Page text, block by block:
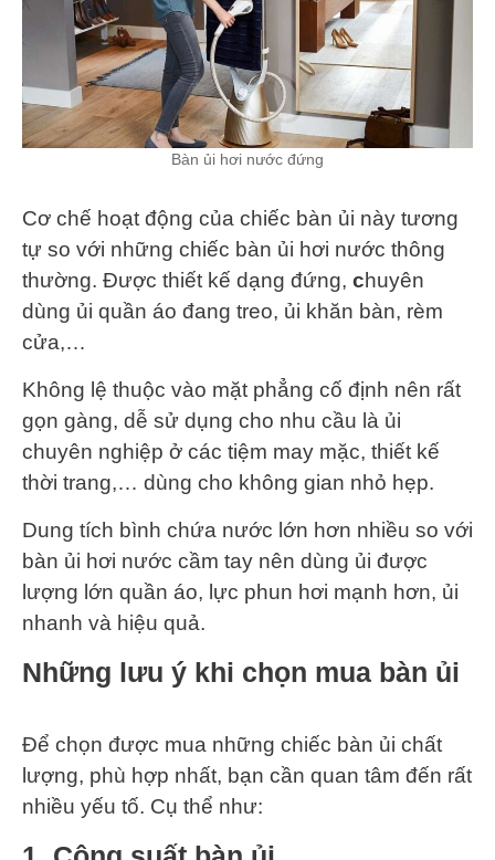
Bàn ủi hơi nước đứng
Cơ chế hoạt động của chiếc bàn ủi này tương
tự so với những chiếc bàn ủi hơi nước thông
thường. Được thiết kế dạng đứng, chuyên
dùng ủi quần áo đang treo, ủi khăn bàn, rèm
cửa,…
Không lệ thuộc vào mặt phẳng cố định nên rất
gọn gàng, dễ sử dụng cho nhu cầu là ủi
chuyên nghiệp ở các tiệm may mặc, thiết kế
thời trang,… dùng cho không gian nhỏ hẹp.
Dung tích bình chứa nước lớn hơn nhiều so với
bàn ủi hơi nước cầm tay nên dùng ủi được
lượng lớn quần áo, lực phun hơi mạnh hơn, ủi
nhanh và hiệu quả.
Những lưu ý khi chọn mua bàn ủi
Để chọn được mua những chiếc bàn ủi chất
lượng, phù hợp nhất, bạn cần quan tâm đến rất
nhiều yếu tố. Cụ thể như: